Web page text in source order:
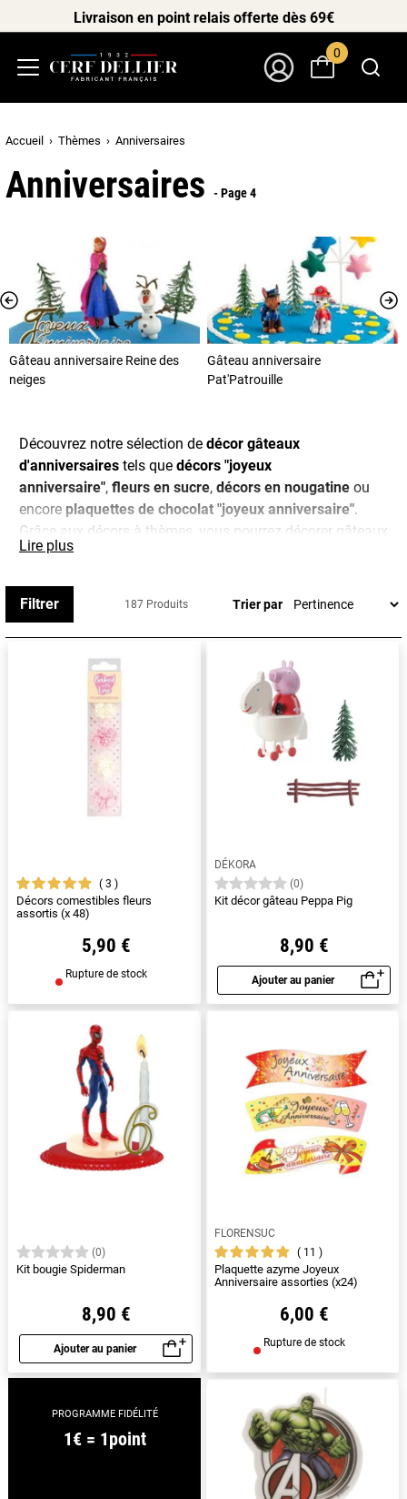
Livraison en point relais offerte dès 69€
0
Accueil Thèmes Anniversaires
Anniversaires - Page 4
Gâteau anniversaire Reine des
neiges
Gâteau anniversaire
Pat'Patrouille
Découvrez notre sélection de décor gâteaux
d'anniversaires tels que décors "joyeux
anniversaire", fleurs en sucre, décors en nougatine ou
encore plaquettes de chocolat "joyeux anniversaire".
Grâce aux décors à thèmes, vous pourrez décorer gâteaux
et tables de fêtes aux couleurs de la Reine des neiges, de
En bref, tout le nécessaire pour faire de votre
anniversaire un jour inoubliable !
Lire plus
187 Produits
Filtrer Trier par
3
Décors comestibles fleurs
assortis (x 48)
5,90 €
Rupture de stock
DÉKORA
(0)
Kit décor gâteau Peppa Pig
8,90 €
Ajouter au panier
Aperçu rapide
(0)
Kit bougie Spiderman
8,90 €
Ajouter au panier
Aperçu rapide
FLORENSUC
11
Plaquette azyme Joyeux
Anniversaire assorties (x24)
6,00 €
Rupture de stock
PROGRAMME FIDÉLITÉ
1€ = 1point